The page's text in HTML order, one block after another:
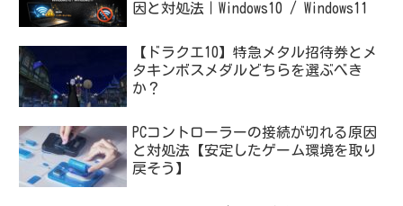
因と対処法｜Windows10 / Windows11
【ドラクエ10】特急メタル招待券とメ
タキンボスメダルどちらを選ぶべき
か？
PCコントローラーの接続が切れる原因
と対処法【安定したゲーム環境を取り
戻そう】